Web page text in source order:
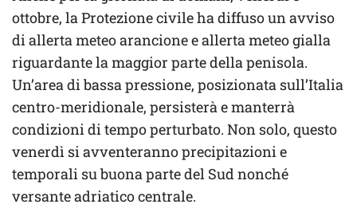
ottobre, la Protezione civile ha diffuso un avviso
di allerta meteo arancione e allerta meteo gialla
riguardante la maggior parte della penisola.
Un’area di bassa pressione, posizionata sull’Italia
centro-meridionale, persisterà e manterrà
condizioni di tempo perturbato. Non solo, questo
venerdì si avventeranno precipitazioni e
temporali su buona parte del Sud nonché
versante adriatico centrale.